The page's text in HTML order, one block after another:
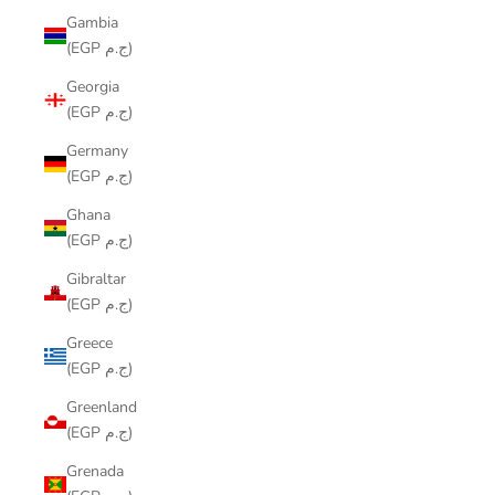
Gambia
(EGP ج.م)
Georgia
(EGP ج.م)
Germany
(EGP ج.م)
Ghana
(EGP ج.م)
Gibraltar
(EGP ج.م)
Greece
(EGP ج.م)
Greenland
(EGP ج.م)
Grenada